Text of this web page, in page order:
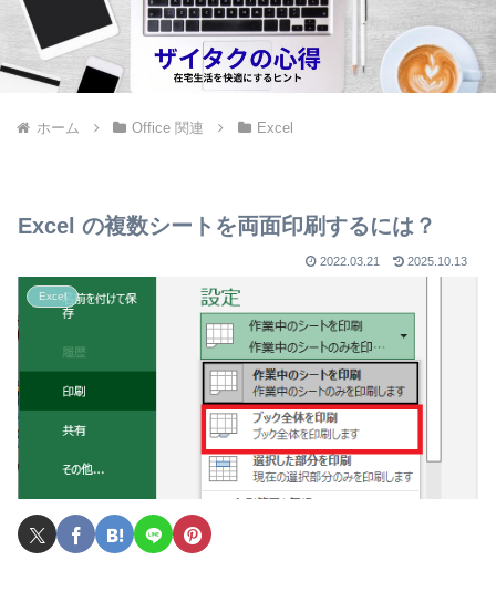
ホーム Office 関連 Excel
Excel の複数シートを両面印刷するには？
2022.03.21 2025.10.13
Excel